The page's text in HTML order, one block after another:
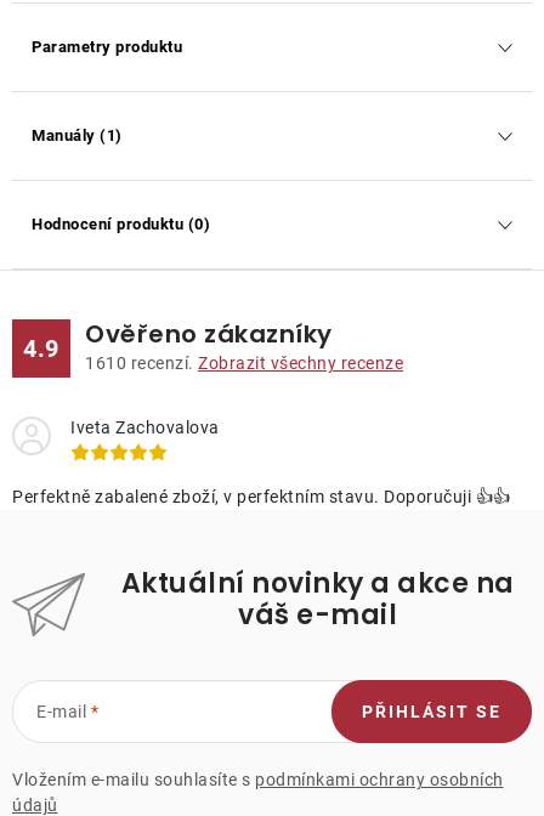
Parametry produktu
Manuály (1)
Hodnocení produktu (0)
4.9 Ověřeno zákazníky
1610 recenzí. Zobrazit všechny recenze
Iveta Zachovalova
Perfektně zabalené zboží, v perfektním stavu. Doporučuji 👍👍
Aktuální novinky a akce na
váš e-mail
E-mail
Vložením e-mailu souhlasíte s podmínkami ochrany osobních
údajů
PŘIHLÁSIT SE